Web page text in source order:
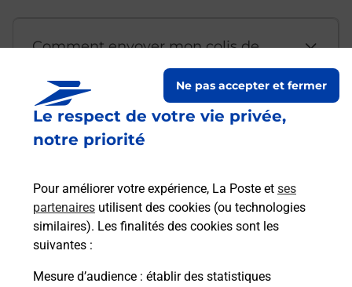
Le respect de votre vie privée,
notre priorité
Pour améliorer votre expérience, La Poste et ses
partenaires utilisent des cookies (ou technologies
similaires). Les finalités des cookies sont les
suivantes :
Mesure d’audience : établir des statistiques
Ne pas accepter et fermer
Comment envoyer mon colis de
Est-il possible d’acheter un
emballage directement depuis un
Comment demander une
modification de livraison ?